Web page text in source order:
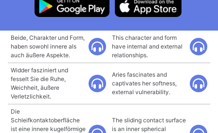
Beide, Charakter und Form,
haben sowohl innere als
auch äußere Aspekte.
This character and form
have internal and external
relationships.
Widder fasziniert und
fesselt Sie die Ruhe,
Weichheit, äußere
Verletzlichkeit.
Aries fascinates and
captivates her softness,
external vulnerability.
Die
Schleifkontaktoberfläche
ist eine innere kugelförmige
The sliding contact surface
is an inner spherical